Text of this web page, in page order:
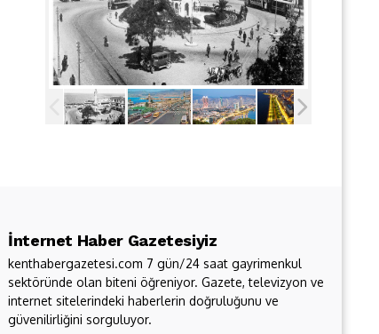
İnternet Haber Gazetesiyiz
kenthabergazetesi.com 7 gün/24 saat gayrimenkul
sektöründe olan biteni öğreniyor. Gazete, televizyon ve
internet sitelerindeki haberlerin doğruluğunu ve
güvenilirliğini sorguluyor.